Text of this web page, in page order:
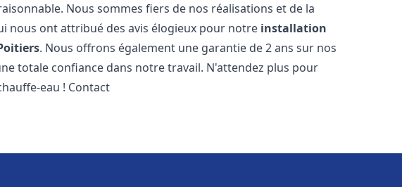
Nous sommes fiers de nos réalisations et de la
nous ont attribué des avis élogieux pour notre installation
. Nous offrons également une garantie de 2 ans sur nos
totale confiance dans notre travail. N'attendez plus pour
eau ! Contact